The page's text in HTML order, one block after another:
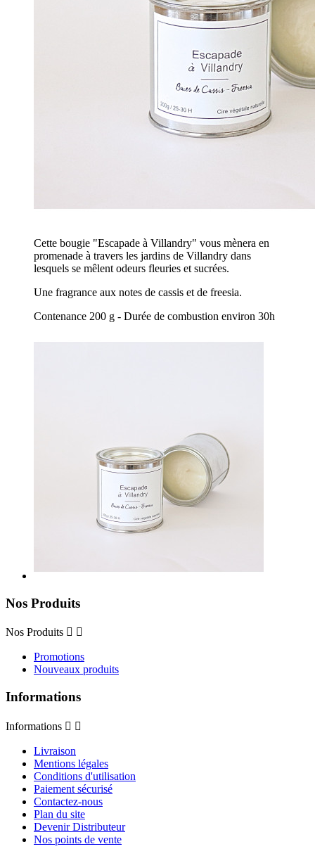
Cette bougie "Escapade à Villandry" vous mènera en
promenade à travers les jardins de Villandry dans
lesquels se mêlent odeurs fleuries et sucrées.
Une fragrance aux notes de cassis et de freesia.
Contenance 200 g - Durée de combustion environ 30h
Nos Produits
Nos Produits  
Promotions
Nouveaux produits
Informations
Informations  
Livraison
Mentions légales
Conditions d'utilisation
Paiement sécurisé
Contactez-nous
Plan du site
Devenir Distributeur
Nos points de vente